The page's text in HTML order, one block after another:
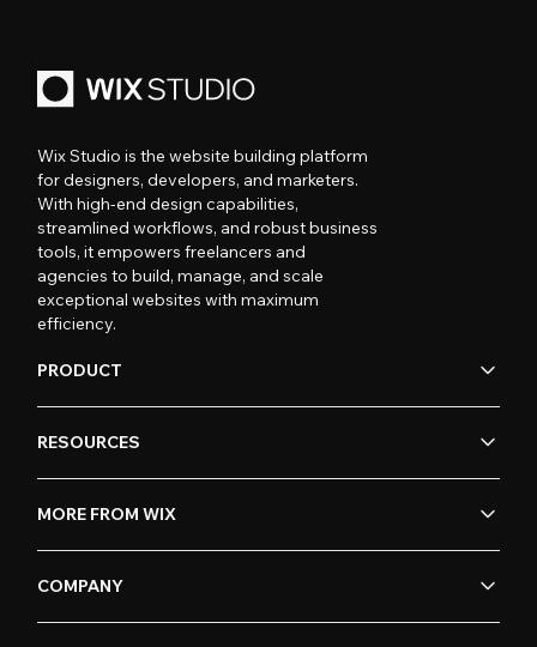
Wix Studio is the website building platform
for designers, developers, and marketers.
With high-end design capabilities,
streamlined workflows, and robust business
tools, it empowers freelancers and
agencies to build, manage, and scale
exceptional websites with maximum
efficiency.
PRODUCT
RESOURCES
MORE FROM WIX
COMPANY